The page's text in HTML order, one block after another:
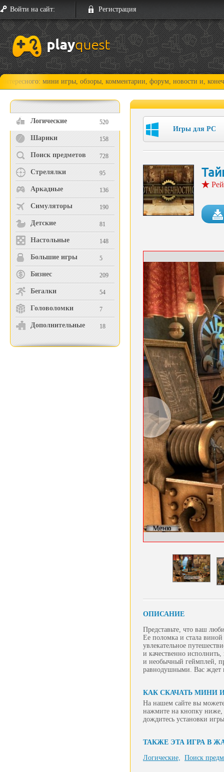
Войти на сайт: Регистрация
мини игры, обзоры, комментарии, форум, новости и, конечно,
Логические 520
Шарики 158
Поиск предметов 728
Стрелялки 95
Аркадные 136
Симуляторы 190
Детские 81
Настольные 148
Большие игры 5
Бизнес 209
Бегалки 54
Головоломки 7
Дополнительные 18
Игры для PC
ОПИСАНИЕ
Представьте, что ваш
Ее поломка и стала виной
увлекательное
и качественно
и необычный геймплей,
равнодушными. Вас ждет
КАК СКАЧАТЬ МИНИ
На нашем сайте вы
нажмите на кнопку ниже,
дождитесь установки
ТАКЖЕ ЭТА ИГРА В
Логические, Поиск